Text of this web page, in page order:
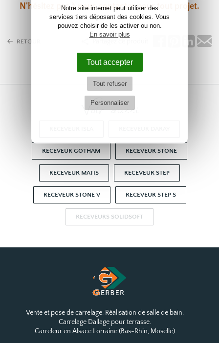
Notre site internet peut utiliser des
services tiers déposant des cookies. Vous
pouvez choisir de les activer ou non.
En savoir plus
Tout accepter
Tout refuser
Personnaliser
N'hésitez pas ànous contacterpour tout projet.
RETOUR
Voir aussi
RECEVEUR GOTHAM RECEVEUR STONE
RECEVEUR MATIS RECEVEUR STEP
RECEVEUR STONE V RECEVEUR STEP S
RECEVEURS SOLIDSOFT
Vente et pose de carrelage. Réalisation de salle de bain.
Carrelage Dallage pour terrasse.
Carreleur en Alsace Lorraine (Bas-Rhin, Moselle)